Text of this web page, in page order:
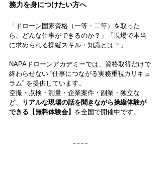
務力を身につけたい方へ
「ドローン国家資格（一等・二等）を取った
ら、どんな仕事ができるのか？」「現場で本当
に求められる操縦スキル・知識とは？」
NAPAドローンアカデミーでは、資格取得だけで
終わらせない “仕事につながる実務重視カリキュ
ラム” を提供しています。
空撮・点検・測量・企業案件・副業・独立な
ど、
リアルな現場の話を聞きながら操縦体験が
できる【無料体験会】 を全国で開催中です。